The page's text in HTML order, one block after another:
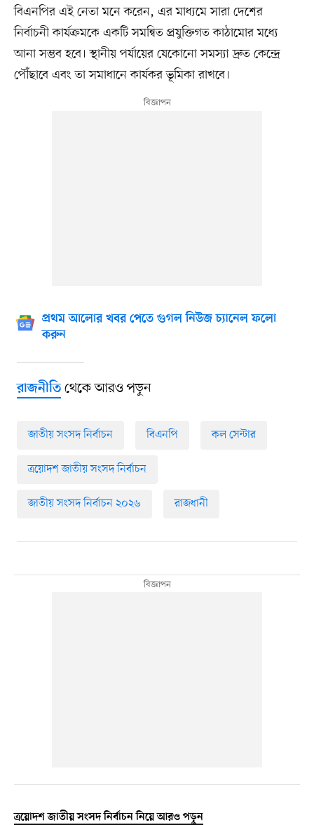
বিএনপির এই নেতা মনে করেন, এর মাধ্যমে সারা দেশের
নির্বাচনী কার্যক্রমকে একটি সমন্বিত প্রযুক্তিগত কাঠামোর মধ্যে
আনা সম্ভব হবে। স্থানীয় পর্যায়ের যেকোনো সমস্যা দ্রুত কেন্দ্রে
পৌঁছাবে এবং তা সমাধানে কার্যকর ভূমিকা রাখবে।
প্রথম আলোর খবর পেতে গুগল নিউজ চ্যানেল ফলো
করুন
রাজনীতিথেকে আরও পড়ুন
জাতীয় সংসদ নির্বাচন বিএনপি কল সেন্টার
ত্রয়োদশ জাতীয় সংসদ নির্বাচন
জাতীয় সংসদ নির্বাচন ২০২৬ রাজধানী
ত্রয়োদশ জাতীয় সংসদ নির্বাচন নিয়ে আরও পড়ুন